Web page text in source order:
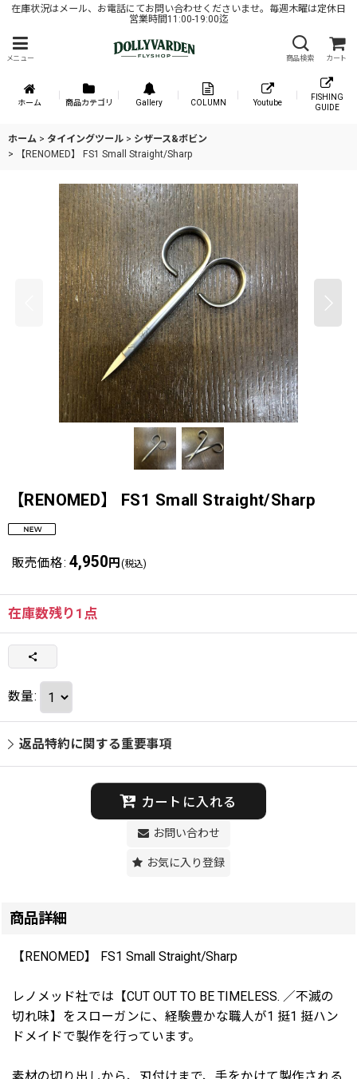
在庫状況はメール、お電話にてお問い合わせくださいませ。毎週木曜は定休日
営業時間11:00-19:00迄
メニュー 商品検索 カート
ホーム 商品カテゴリ Gallery COLUMN Youtube
FISHING
GUIDE
ホーム > タイイングツール > シザース&ボビン
>
【RENOMED】 FS1 Small Straight/Sharp
【RENOMED】 FS1 Small Straight/Sharp
販売価格: 4,950 円 (税込)
在庫数残り1点
数量:
返品特約に関する重要事項
カートに入れる
お問い合わせ
お気に入り登録
商品詳細
【RENOMED】 FS1 Small Straight/Sharp
レノメッド社では【CUT OUT TO BE TIMELESS. ／不滅の
切れ味】をスローガンに、経験豊かな職人が1 挺1 挺ハン
ドメイドで製作を行っています。